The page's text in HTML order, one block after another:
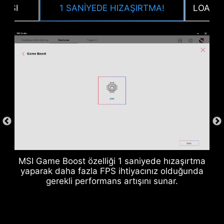
1 SANİYEDE HIZAŞIRTMA! LOAD-
MSI Game Boost özelliği 1 saniyede hızaşırtma
yaparak daha fazla FPS ihtiyacınız olduğunda
gerekli performans artışını sunar.